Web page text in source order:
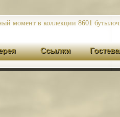
момент в коллекции 8601
Ссылки